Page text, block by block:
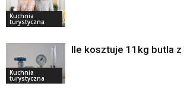
Kuchnia
turystyczna
Kuchnia
turystyczna
Ile kosztuje 11kg butla z